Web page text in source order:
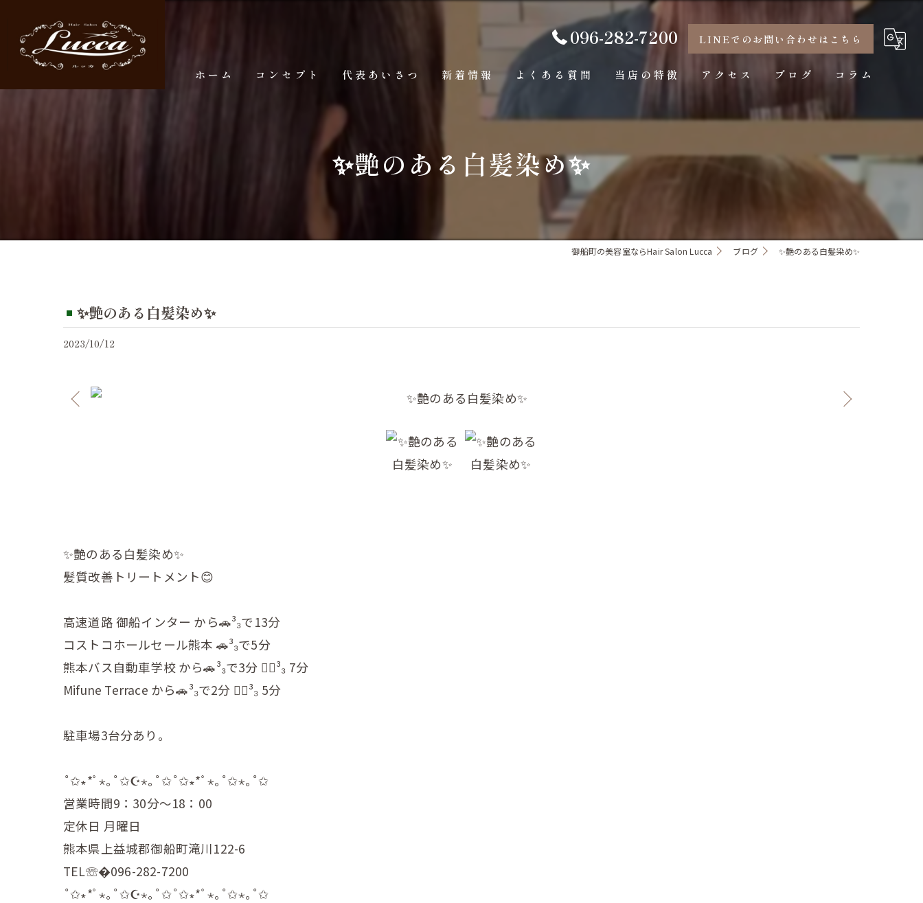
096-282-7200 LINEでのお問い合わせはこちら
ホーム コンセプト 代表あいさつ 新着情報 よくある質問 当店の特徴
髪質改善
メンズ
パーマ
アクセス ブログ コラム
✨艶のある白髪染め✨
御船町の美容室ならHair Salon Lucca ブログ ✨艶のある白髪染め✨
✨艶のある白髪染め✨
2023/10/12
✨艶のある白髪染め✨
髪質改善トリートメント😊
高速道路 御船インター から🚗³₃で13分
コストコホールセール熊本 🚗³₃で5分
熊本バス自動車学校 から🚗³₃で3分 🚶‍♂️³₃ 7分
Mifune Terrace から🚗³₃で2分 🚶‍♂️³₃ 5分
駐車場3台分あり。
˚✩∗*ﾟ⋆｡˚✩☪︎⋆｡˚✩˚✩∗*ﾟ⋆｡˚✩⋆｡˚✩
営業時間9：30分～18：00
定休日 月曜日
熊本県上益城郡御船町滝川122-6
TEL☏�096-282-7200
˚✩∗*ﾟ⋆｡˚✩☪︎⋆｡˚✩˚✩∗*ﾟ⋆｡˚✩⋆｡˚✩